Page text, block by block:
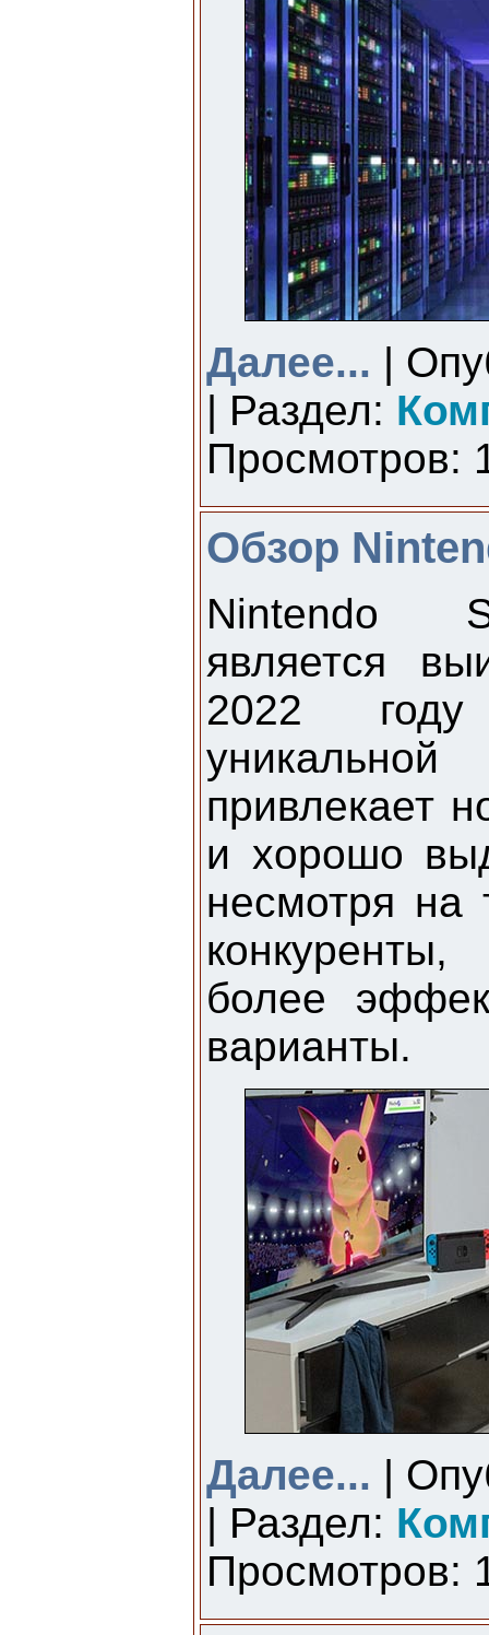
Далее... |
| Раздел:
Просмотров:
Обзор
Nintendo
является
2022 году
уникальной
привлекает
и хорошо
несмотря на
более
варианты.
Далее... |
| Раздел:
Просмотров: